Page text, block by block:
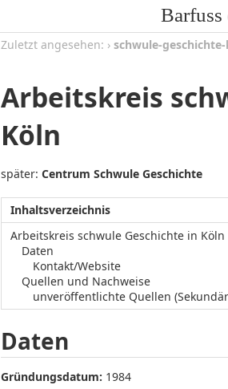
Barfuss
Zuletzt angesehen: › schwule-
Arbeitskreis
Köln
später: Centrum Schwule Geschichte
Inhaltsverzeichnis
Arbeitskreis schwule Geschichte in Köln
Daten
Kontakt/Website
Quellen und Nachweise
unveröffentlichte Quellen
Daten
Gründungsdatum: 1984